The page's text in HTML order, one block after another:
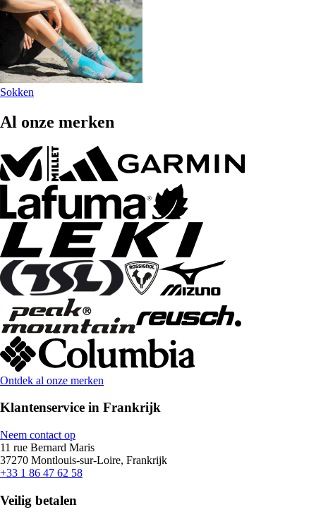
Sokken
Al onze merken
Ontdek al onze merken
Klantenservice in Frankrijk
Neem contact op
11 rue Bernard Maris
37270 Montlouis-sur-Loire, Frankrijk
+33 1 86 47 62 58
Veilig betalen